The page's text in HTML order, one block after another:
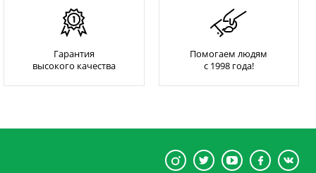
Гарантия
высокого качества
Помогаем людям
с 1998 года!